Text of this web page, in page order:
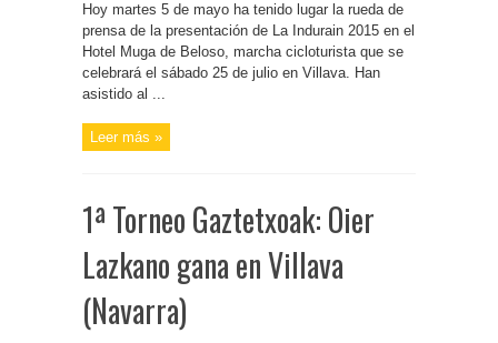
Hoy martes 5 de mayo ha tenido lugar la rueda de
prensa de la presentación de La Indurain 2015 en el
Hotel Muga de Beloso, marcha cicloturista que se
celebrará el sábado 25 de julio en Villava. Han
asistido al ...
Leer más »
1ª Torneo Gaztetxoak: Oier
Lazkano gana en Villava
(Navarra)